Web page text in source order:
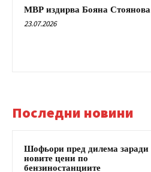
МВР издирва Бояна Стоянова
23.07.2026
Последни новини
Шофьори пред дилема заради
новите цени по
бензиностанциите